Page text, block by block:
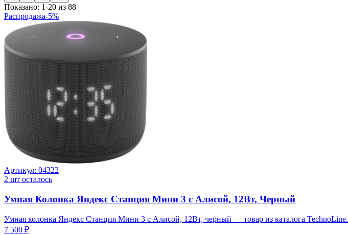
Показано: 1-20 из 88
Распродажа-5%
Артикул: 04322
2 шт осталось
Умная Колонка Яндекс Станция Мини 3 с Алисой, 12Вт, Черный
Умная колонка Яндекс Станция Мини 3 с Алисой, 12Вт, черный — товар из каталога TechnoLine.
7 500 ₽